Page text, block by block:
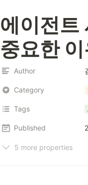
에이전트
중요한
Author
Category
Tags
Published
5 more properties